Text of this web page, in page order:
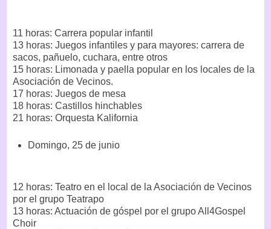
11 horas: Carrera popular infantil
13 horas: Juegos infantiles y para mayores: carrera de
sacos, pañuelo, cuchara, entre otros
15 horas: Limonada y paella popular en los locales de la
Asociación de Vecinos.
17 horas: Juegos de mesa
18 horas: Castillos hinchables
21 horas: Orquesta Kalifornia
Domingo, 25 de junio
12 horas: Teatro en el local de la Asociación de Vecinos
por el grupo Teatrapo
13 horas: Actuación de góspel por el grupo All4Gospel
Choir